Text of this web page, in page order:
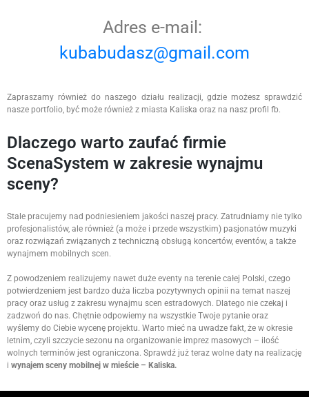
Adres e-mail:
kubabudasz@gmail.com
Zapraszamy również do naszego działu realizacji, gdzie możesz sprawdzić
nasze portfolio, być może również z miasta Kaliska oraz na nasz profil fb.
Dlaczego warto zaufać firmie
ScenaSystem w zakresie wynajmu
sceny?
Stale pracujemy nad podniesieniem jakości naszej pracy. Zatrudniamy nie tylko
profesjonalistów, ale również (a może i przede wszystkim) pasjonatów muzyki
oraz rozwiązań związanych z techniczną obsługą koncertów, eventów, a także
wynajmem mobilnych scen.
Z powodzeniem realizujemy nawet duże eventy na terenie całej Polski, czego
potwierdzeniem jest bardzo duża liczba pozytywnych opinii na temat naszej
pracy oraz usług z zakresu wynajmu scen estradowych. Dlatego nie czekaj i
zadzwoń do nas. Chętnie odpowiemy na wszystkie Twoje pytanie oraz
wyślemy do Ciebie wycenę projektu. Warto mieć na uwadze fakt, że w okresie
letnim, czyli szczycie sezonu na organizowanie imprez masowych – ilość
wolnych terminów jest ograniczona. Sprawdź już teraz wolne daty na realizację
i wynajem sceny mobilnej w mieście – Kaliska.